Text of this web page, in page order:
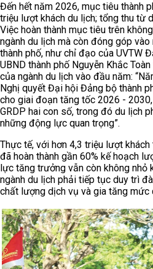
Đến hết năm 2026, mục tiêu thành
triệu lượt khách du lịch; tổng thu từ
Việc hoàn thành mục tiêu trên
ngành du lịch mà còn đóng góp
thành phố, như chỉ đạo của UVTW
UBND thành phố Nguyễn Khắc
của ngành du lịch vào đầu năm:
Nghị quyết Đại hội Đảng bộ thành
cho giai đoạn tăng tốc 2026 -
GRDP hai con số, trong đó du lịch
những động lực quan trọng”.
Thực tế, với hơn 4,3 triệu lượt
đã hoàn thành gần 60% kế hoạch
lực tăng trưởng vẫn còn không nhỏ
ngành du lịch phải tiếp tục duy trì
chất lượng dịch vụ và gia tăng mức